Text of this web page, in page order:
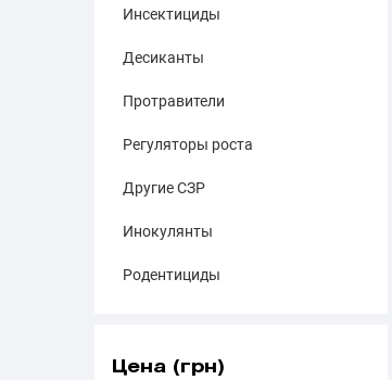
Инсектициды
Десиканты
Протравители
Регуляторы роста
Другие СЗР
Инокулянты
Родентициды
Цена (грн)